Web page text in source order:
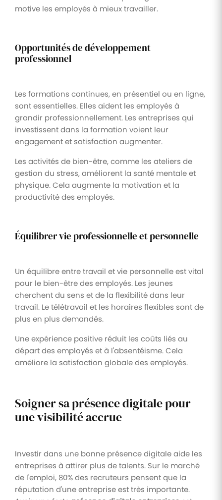
motive les employés à mieux travailler.
Opportunités de développement
professionnel
Les formations continues, en présentiel ou en ligne,
sont essentielles. Elles aident les employés à
grandir professionnellement. Les entreprises qui
investissent dans la formation voient leur
engagement et satisfaction augmenter.
Les activités de bien-être, comme les ateliers de
gestion du stress, améliorent la santé mentale et
physique. Cela augmente la motivation et la
productivité des employés.
Équilibrer vie professionnelle et personnelle
Un équilibre entre travail et vie personnelle est vital
pour le bien-être des employés. Les jeunes
cherchent du sens et de la flexibilité dans leur
travail. Le télétravail et les horaires flexibles sont de
plus en plus demandés.
Une expérience positive réduit les coûts liés au
départ des employés et à l'absentéisme. Cela
améliore la satisfaction globale des employés.
Soigner sa présence digitale pour
une visibilité accrue
Investir dans une bonne présence digitale aide les
entreprises à attirer plus de talents. Sur le marché
de l'emploi, 80% des recruteurs pensent que la
réputation d'une entreprise est très importante.